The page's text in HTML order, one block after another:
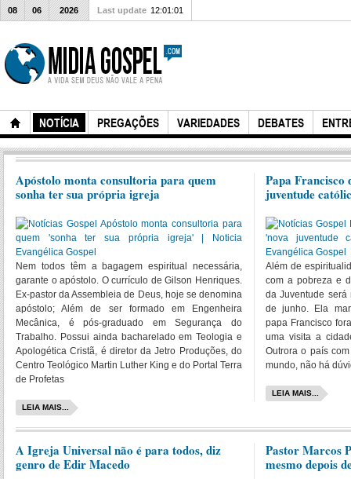
NOTÍCIA PREGAÇÕES VARIEDADES DEBATES
08 06 2026 Last update 12:01:01
Apóstolo monta consultoria para quem
sonha ter sua própria igreja
Nem todos têm a bagagem espiritual necessária,
garante o apóstolo. O currículo de Gilson Henriques.
Ex-pastor da Assembleia de Deus, hoje se denomina
apóstolo; Além de ser formado em Engenheira
Mecânica, é pós-graduado em Segurança do
Trabalho. Possui ainda bacharelado em Teologia e
Apologética Cristã, é diretor da Jetro Produções, do
Centro Teológico Martin Luther King e do Portal Terra
de Profetas
LEIA MAIS...
Papa Francisco
juventude
Além de
com a pobreza e
da Juventude
de junho. Ela
papa Francisco
uma visita a
Outrora o país
mundo, não há
LEIA MAIS...
A Igreja Universal não é para todos, diz
genro de Edir Macedo
Pastor Marcos
mesmo depois